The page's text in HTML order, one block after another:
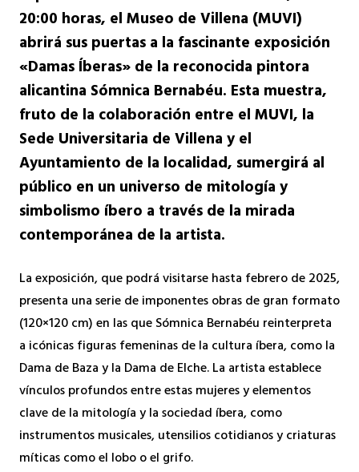
20:00 horas, el Museo de Villena (MUVI)
abrirá sus puertas a la fascinante exposición
«Damas Íberas» de la reconocida pintora
alicantina Sómnica Bernabéu. Esta muestra,
fruto de la colaboración entre el MUVI, la
Sede Universitaria de Villena y el
Ayuntamiento de la localidad, sumergirá al
público en un universo de mitología y
simbolismo íbero a través de la mirada
contemporánea de la artista.
La exposición, que podrá visitarse hasta febrero de 2025,
presenta una serie de imponentes obras de gran formato
(120×120 cm) en las que Sómnica Bernabéu reinterpreta
a icónicas figuras femeninas de la cultura íbera, como la
Dama de Baza y la Dama de Elche. La artista establece
vínculos profundos entre estas mujeres y elementos
clave de la mitología y la sociedad íbera, como
instrumentos musicales, utensilios cotidianos y criaturas
míticas como el lobo o el grifo.